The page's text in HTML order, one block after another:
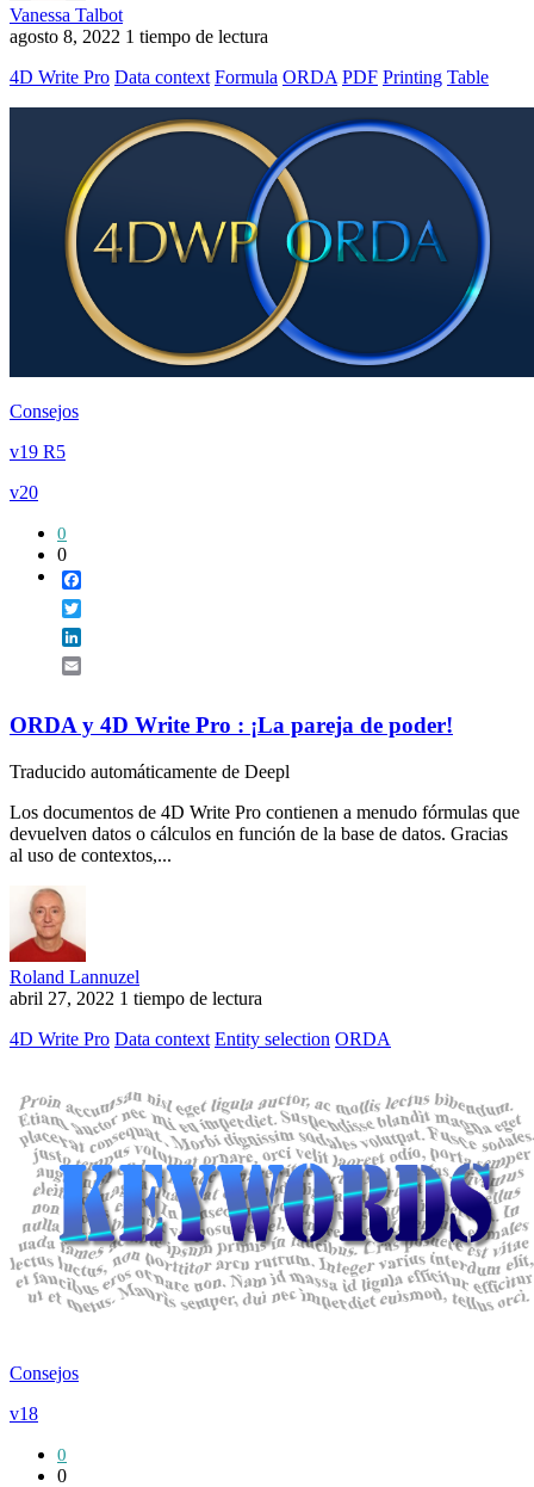
Vanessa Talbot
agosto 8, 2022 1 tiempo de lectura
4D Write Pro Data context Formula ORDA PDF Printing Table
Consejos
v19 R5
v20
0
0
ORDA y 4D Write Pro : ¡La pareja de poder!
Traducido automáticamente de Deepl
Los documentos de 4D Write Pro contienen a menudo fórmulas que
devuelven datos o cálculos en función de la base de datos. Gracias
al uso de contextos,...
Roland Lannuzel
abril 27, 2022 1 tiempo de lectura
4D Write Pro Data context Entity selection ORDA
Consejos
v18
0
0